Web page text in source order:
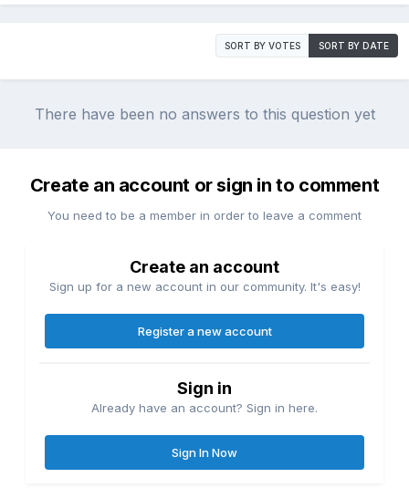
SORT BY VOTES SORT BY DATE
There have been no answers to this question yet
Create an account or sign in to comment
You need to be a member in order to leave a comment
Create an account
Sign up for a new account in our community. It's easy!
Register a new account
Sign in
Already have an account? Sign in here.
Sign In Now